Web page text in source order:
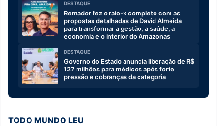
DESTAQUE
Remador fez o raio-x completo com as
propostas detalhadas de David Almeida
para transformar a gestão, a saúde, a
economia e o interior do Amazonas
DESTAQUE
Governo do Estado anuncia liberação de R$
127 milhões para médicos após forte
pressão e cobranças da categoria
TODO MUNDO LEU